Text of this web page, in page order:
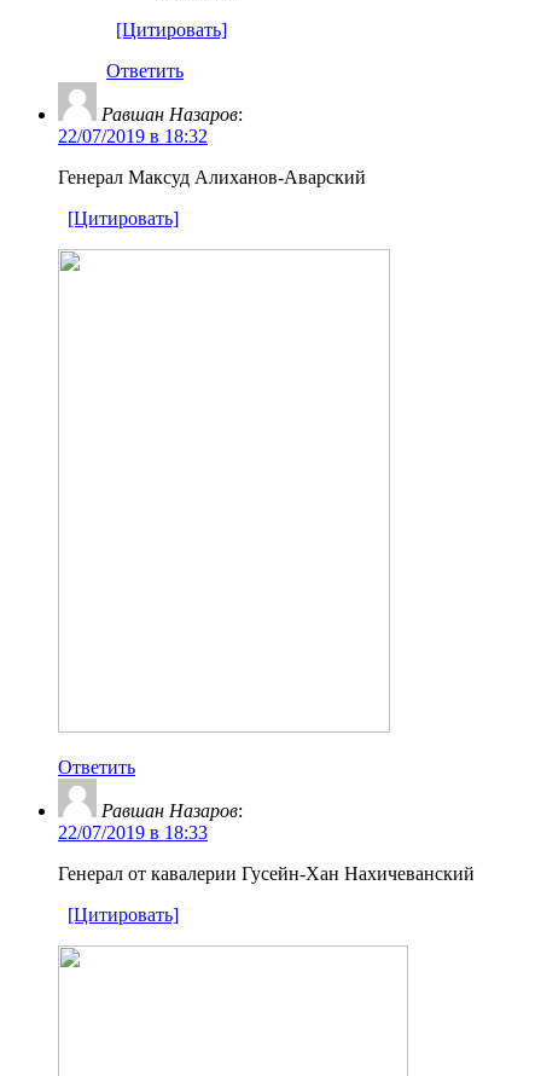
[Цитировать]
Ответить
Равшан Назаров:
22/07/2019 в 18:32
Генерал Максуд Алиханов-Аварский
[Цитировать]
Ответить
Равшан Назаров:
22/07/2019 в 18:33
Генерал от кавалерии Гусейн-Хан Нахичеванский
[Цитировать]